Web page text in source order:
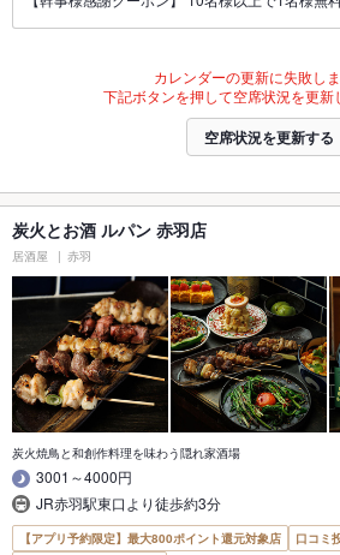
カレンダーの更新に失敗しま
下記ボタンを押して空席状況を更新
空席状況を更新する
炭火とお酒 ルパン 赤羽店
居酒屋 赤羽
炭火焼鳥と和創作料理を味わう隠れ家酒場
3001～4000円
JR赤羽駅東口より徒歩約3分
【アプリ予約限定】最大800ポイント還元対象店
口コミ